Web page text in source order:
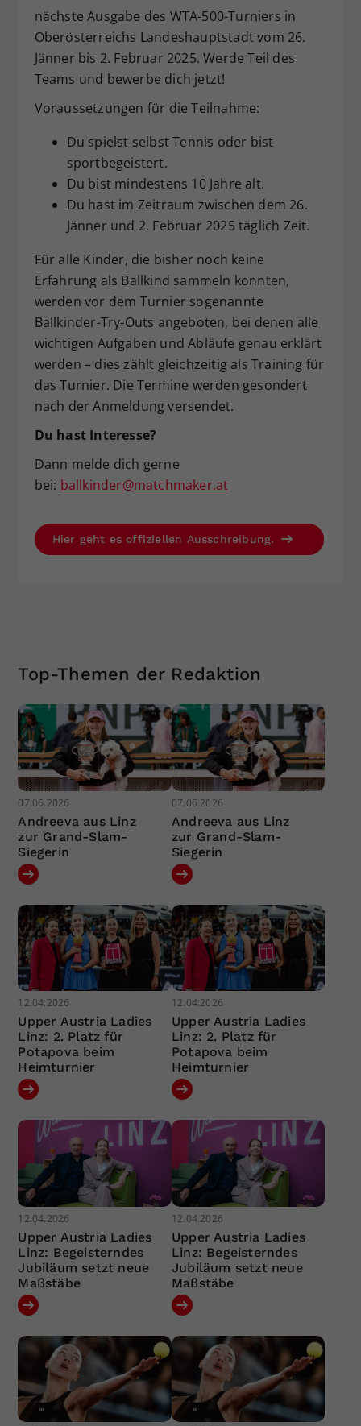
nächste Ausgabe des WTA-500-Turniers in
Oberösterreichs Landeshauptstadt vom 26.
Jänner bis 2. Februar 2025. Werde Teil des
Teams und bewerbe dich jetzt!
Voraussetzungen für die Teilnahme:
Du spielst selbst Tennis oder bist
sportbegeistert.
Du bist mindestens 10 Jahre alt.
Du hast im Zeitraum zwischen dem 26.
Jänner und 2. Februar 2025 täglich Zeit.
Für alle Kinder, die bisher noch keine
Erfahrung als Ballkind sammeln konnten,
werden vor dem Turnier sogenannte
Ballkinder-Try-Outs angeboten, bei denen alle
wichtigen Aufgaben und Abläufe genau erklärt
werden – dies zählt gleichzeitig als Training für
das Turnier. Die Termine werden gesondert
nach der Anmeldung versendet.
Du hast Interesse?
Dann melde dich gerne
bei: ballkinder@matchmaker.at
Hier geht es offiziellen Ausschreibung.
Top-Themen der Redaktion
07.06.2026
Andreeva aus Linz
zur Grand-Slam-
Siegerin
07.06.2026
Andreeva aus Linz
zur Grand-Slam-
Siegerin
12.04.2026
Upper Austria Ladies
Linz: 2. Platz für
Potapova beim
Heimturnier
12.04.2026
Upper Austria Ladies
Linz: 2. Platz für
Potapova beim
Heimturnier
12.04.2026
Upper Austria Ladies
Linz: Begeisterndes
Jubiläum setzt neue
Maßstäbe
12.04.2026
Upper Austria Ladies
Linz: Begeisterndes
Jubiläum setzt neue
Maßstäbe
Zweck
Dieser Wert speichert Ihre Consent-
Einstellungen. Unter anderem eine
zufällig generierte ID, für die
historische Speicherung Ihrer
vorgenommen Einstellungen, falls der
Webseiten-Betreiber dies eingestellt